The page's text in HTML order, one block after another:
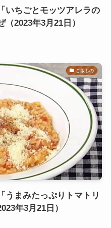
いちごとモッツアレラの
2023年3月21日）
ご飯もの
うまみたっぷりトマトリ
年3月21日）